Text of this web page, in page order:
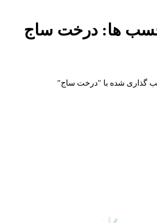
ها: درخت ساج
گذاری شده با "درخت ساج"